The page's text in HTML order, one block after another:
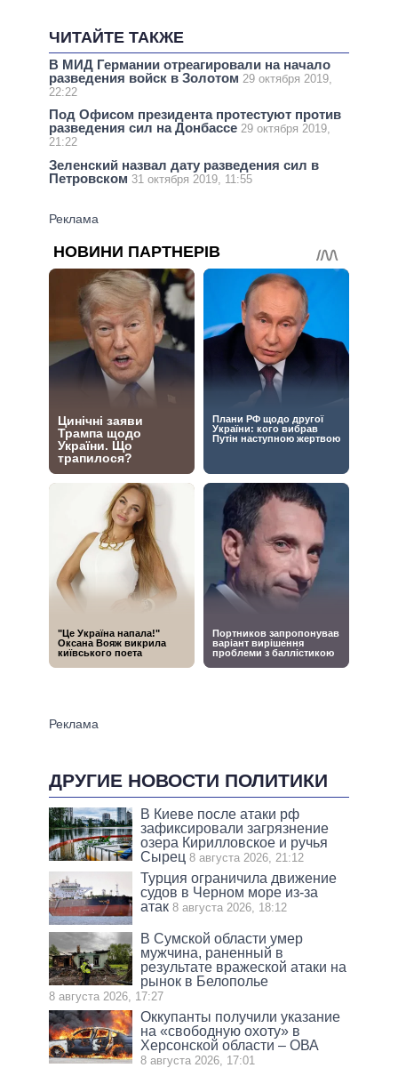
ЧИТАЙТЕ ТАКЖЕ
В МИД Германии отреагировали на начало
разведения войск в Золотом 29 октября 2019,
22:22
Под Офисом президента протестуют против
разведения сил на Донбассе 29 октября 2019,
21:22
Зеленский назвал дату разведения сил в
Петровском 31 октября 2019, 11:55
ДРУГИЕ НОВОСТИ ПОЛИТИКИ
В Киеве после атаки рф
зафиксировали загрязнение
озера Кирилловское и ручья
Сырец 8 августа 2026, 21:12
Турция ограничила движение
судов в Черном море из-за
атак 8 августа 2026, 18:12
В Сумской области умер
мужчина, раненный в
результате вражеской атаки на
рынок в Белополье
8 августа 2026, 17:27
Оккупанты получили указание
на «свободную охоту» в
Херсонской области – ОВА
8 августа 2026, 17:01